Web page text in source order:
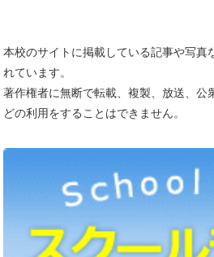
本校のサイトに掲載している記事や写真
れています。
著作権者に無断で転載、複製、放送、公
どの利用をすることはできません。